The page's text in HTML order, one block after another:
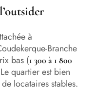
à
Branche
bas (1 300 à 1 800
quartier est bien
locataires stables.